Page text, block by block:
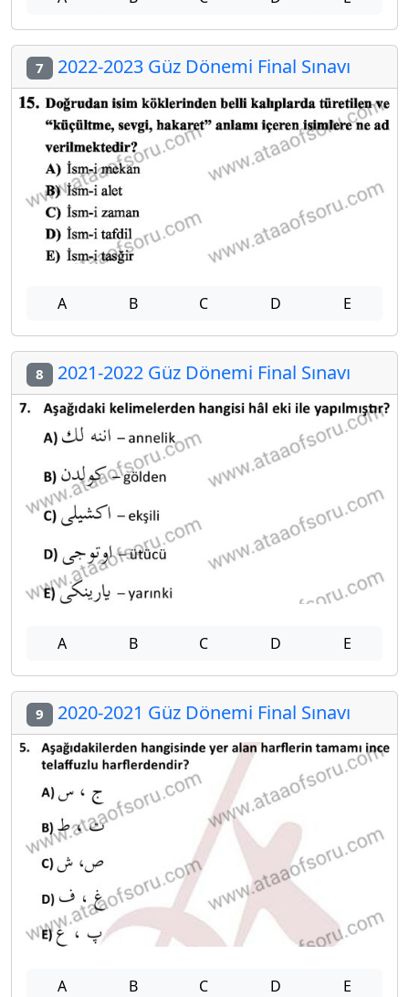
7 2022-2023 Güz Dönemi Final Sınavı
A B C D E
8 2021-2022 Güz Dönemi Final Sınavı
A B C D E
9 2020-2021 Güz Dönemi Final Sınavı
A B C D E